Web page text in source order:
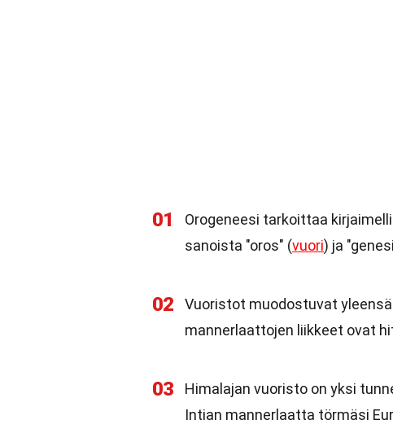
01
Orogeneesi tarkoittaa
sanoista "oros" (vuori) ja
02
Vuoristot muodostuvat
mannerlaattojen liikkeet ovat
03
Himalajan vuoristo on yksi
Intian mannerlaatta törmäsi